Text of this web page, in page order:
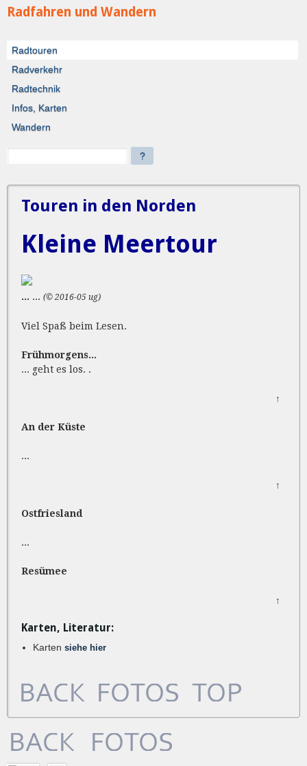
Radfahren und Wandern
Radtouren
Radverkehr
Radtechnik
Infos, Karten
Wandern
?
Touren in den Norden
Kleine Meertour
... ... (© 2016-05 ug)
Viel Spaß beim Lesen.
Frühmorgens...
... geht es los. .
↑
An der Küste
...
↑
Ostfriesland
...
Resümee
↑
Karten, Literatur:
Karten siehe hier